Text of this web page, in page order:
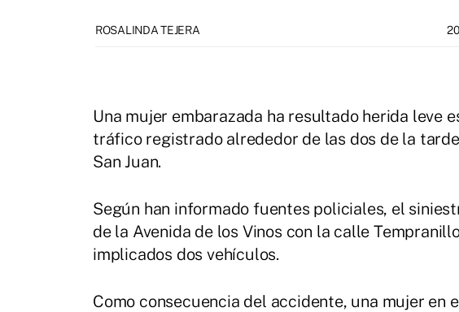
ROSALINDA TEJERA
Una mujer embarazada ha resultado herida leve
tráfico registrado alrededor de las dos de la
San Juan.
Según han informado fuentes policiales, el
de la Avenida de los Vinos con la calle
implicados dos vehículos.
Como consecuencia del accidente, una mujer en